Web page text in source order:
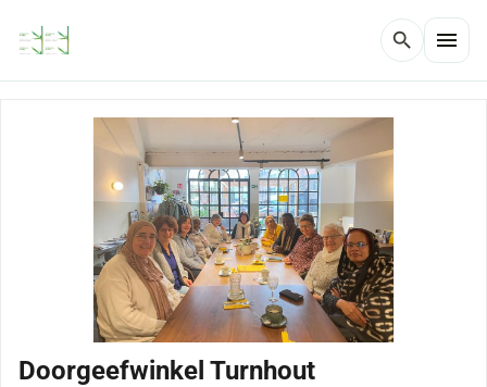
search menu
Doorgeefwinkel Turnhout